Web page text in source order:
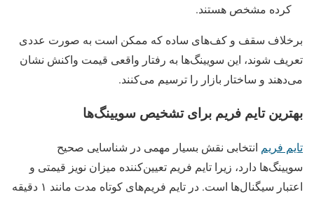
کرده مشخص هستند.
برخلاف سقف و کف‌های ساده که ممکن است به صورت عددی
تعریف شوند، این سویینگ‌ها به رفتار واقعی قیمت واکنش نشان
می‌دهند و ساختار بازار را ترسیم می‌کنند.
بهترین تایم فریم برای تشخیص سویینگ‌ها
تایم فریم انتخابی نقش بسیار مهمی در شناسایی صحیح
سویینگ‌ها دارد، زیرا تایم فریم تعیین‌کننده میزان نویز قیمتی و
اعتبار سیگنال‌ها است. در تایم فریم‌های کوتاه‌ مدت مانند ۱ دقیقه